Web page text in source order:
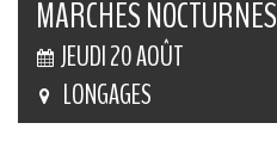
MARCHÉS NOCTURNES
JEUDI 20 AOÛT
LONGAGES